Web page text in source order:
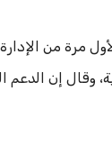
مرة من الإدارة
وقال إن الدعم